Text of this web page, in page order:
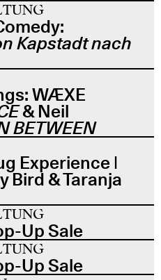
Kapstadt nach
WÆXE
& Neil
BETWEEN
Experience |
Bird & Taranja
Up Sale
Up Sale